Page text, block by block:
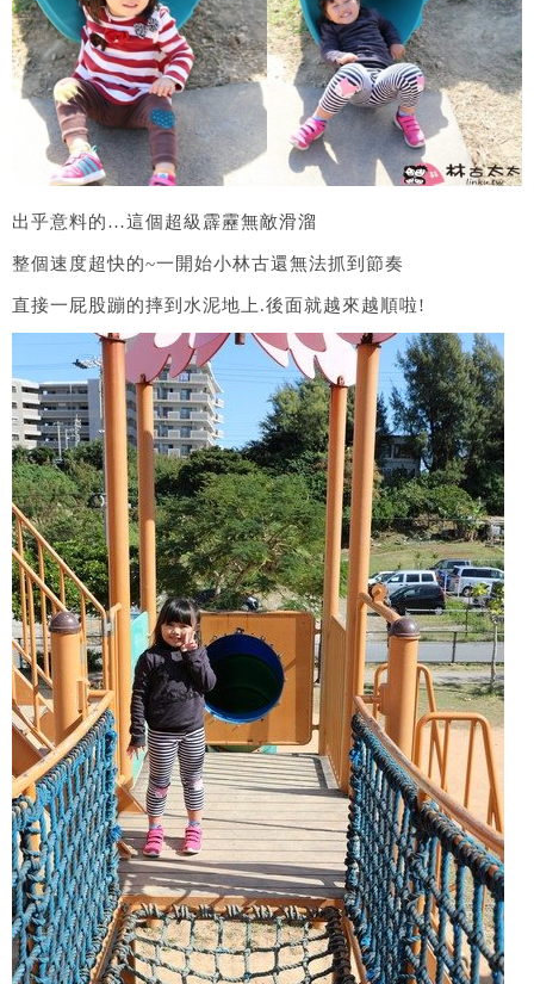
出乎意料的…這個超級霹靂無敵滑溜
整個速度超快的~一開始小林古還無法抓到節奏
直接一屁股蹦的摔到水泥地上.後面就越來越順啦!